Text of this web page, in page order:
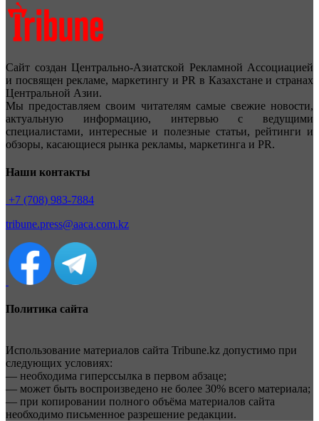
Сайт создан Центрально-Азиатской Рекламной Ассоциацией
и посвящен рекламе, маркетингу и PR в Казахстане и странах
Центральной Азии.
Мы предоставляем своим читателям самые свежие новости,
актуальную информацию, интервью с ведущими
специалистами, интересные и полезные статьи, рейтинги и
обзоры, касающиеся рынка рекламы, маркетинга и PR.
Наши контакты
+7 (708) 983-7884
tribune.press@aaca.com.kz
Политика сайта
Использование материалов сайта Tribune.kz допустимо при
следующих условиях:
— необходима гиперссылка в первом абзаце;
— может быть воспроизведено не более 30% всего материала;
— при копировании полного объёма материалов сайта
необходимо письменное разрешение редакции.